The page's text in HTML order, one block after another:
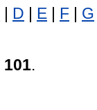
| D | E | F | G
101.